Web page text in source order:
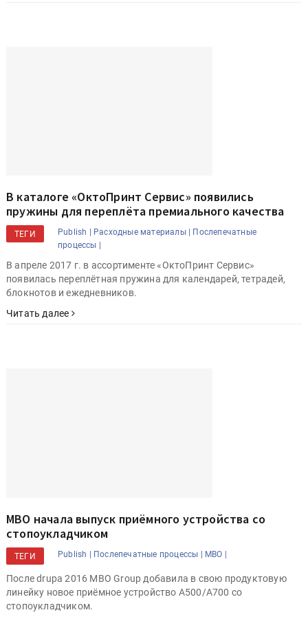
В каталоге «ОктоПринт Сервис» появились
пружины для переплёта премиального качества
ТЕГИ Publish | Расходные материалы |
Послепечатные
процессы |
В апреле 2017 г. в ассортименте «ОктоПринт Сервис»
появилась переплётная пружина для календарей, тетрадей,
блокнотов и ежедневников.
Читать далее
MBO начала выпуск приёмного устройства со
стопоукладчиком
ТЕГИ Publish | Послепечатные процессы | MBO |
После drupa 2016 MBO Group добавила в свою продуктовую
линейку новое приёмное устройство A500/A700 со
стопоукладчиком.